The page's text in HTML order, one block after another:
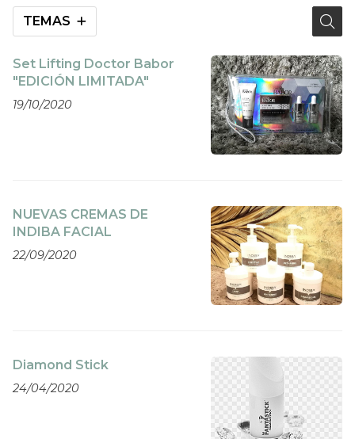
TEMAS
Set Lifting Doctor Babor
"EDICIÓN LIMITADA"
19/10/2020
NUEVAS CREMAS DE
INDIBA FACIAL
22/09/2020
Diamond Stick
24/04/2020